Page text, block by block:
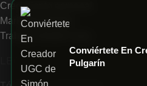
Crecimiento personal
Marketing Digital
Trabajar desde Casa
LEGALES
Conviértete En
Pulgarín